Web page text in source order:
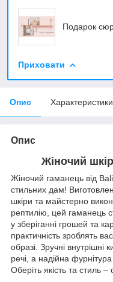
Подарок
Приховати
Опис Характеристики
Опис
Жіночий
Жіночий гаманець від
стильних дам!
шкіри та майстерно
рептилію, цей гаманець
у зберіганні грошей та
практичність зроблять
образі. Зручні внутрішні
речі, а надійна
Оберіть якість та стиль